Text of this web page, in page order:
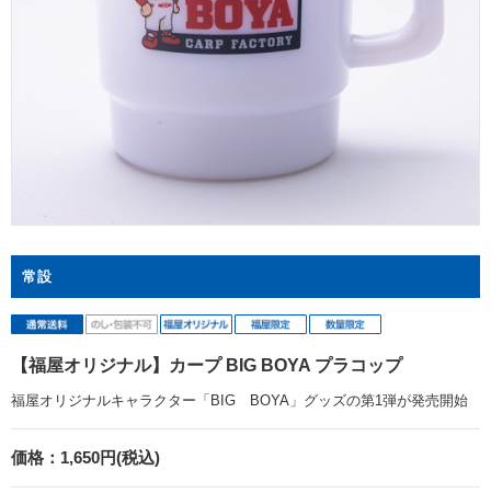
常設
【福屋オリジナル】カープ BIG BOYA プラコップ
福屋オリジナルキャラクター「BIG BOYA」グッズの第1弾が発売開始
価格： 1,650円(税込)